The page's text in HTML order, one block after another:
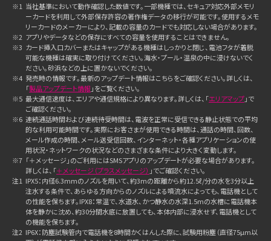
※1 当社基準において動作確認した数値です。一部機種では、セキュア対応外部メモリ
ーカードを利用して外部保存許容の著作権データの移行が可能です。使用するメモ
リーカードのメーカーにより、記載の容量のカードでも対応しない場合があります。
※2 アプリやデータなどの保存にすべての容量を使用することはできません。
※3 カード挿入口カバーまたはキャップがある機種はしっかりと閉じ、電池フタが着脱
可能な機種は確実に取り付けてください。海水・プール・温泉の中に浸けないでく
ださい。砂浜などの上に置かないでください。
※4 発売時の情報です。最新のアップデート情報はこちらをご確認ください。詳しくは、
「製品アップデート情報 」をご覧ください。
※5 最大通信速度は、エリアや通信規格により異なります。詳しくは、「エリアマップ」で
ご確認ください。
※6 連続通話時間および連続待受時間は、電波を正常に受信できる静止状態での平均
的な利用可能時間です。実際にお客さまが使用できる時間は、通話の時間、回数、
メール作成の時間、メール送受信回数、インターネット・各種アプリケーションの使
用状況・ネットワークの状況などのさまざまな条件により大きく変動します。
※7 「＋メッセージ」のご利用にはSMSアプリのアップデートが必要な場合があります。
詳しくは、「＋メッセージ（プラスメッセージ） 」でご確認ください。
注1 IPX5：内径6.3mmのノズルを用いて、約3mの距離から約12.5ℓ/分の水を3分以上
注水する条件で、あらゆる方向からのノズルによる噴流水によっても、電話機として
の性能を保ちます。IPX8：常温で、水道水、かつ静水の水深1.5mの水槽に電話機本
体を静かに沈め、約30分間水底に放置しても、本体内部に浸水せず、電話機として
の機能を保ちます。
注2 IP6X：防塵試験管内で電話機を8時間かくはんした際に、試験用粉塵（直径75µm以